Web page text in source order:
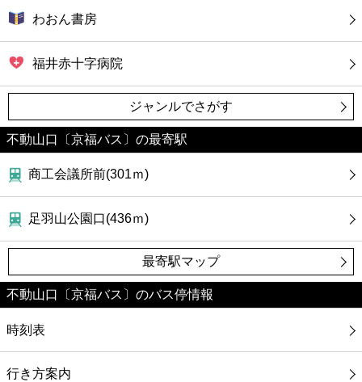
わおん書房
福井赤十字病院
ジャンルでさがす
不動山口〔京福バス〕の最寄駅
商工会議所前(301ｍ)
足羽山公園口(436ｍ)
最寄駅マップ
不動山口〔京福バス〕のバス停情報
時刻表
行き方案内